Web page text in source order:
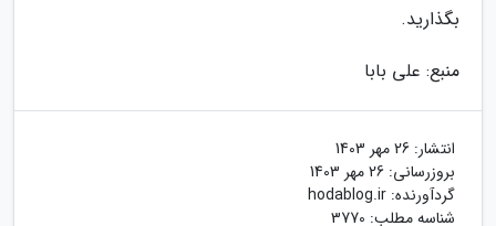
بگذارید.
منبع: علی بابا
انتشار: 26 مهر 1403
بروزرسانی: 26 مهر 1403
گردآورنده: hodablog.ir
شناسه مطلب: 3770